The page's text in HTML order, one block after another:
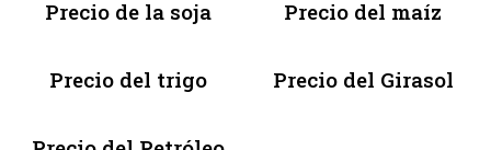
Precio de la soja Precio del maíz
Precio del trigo Precio del Girasol